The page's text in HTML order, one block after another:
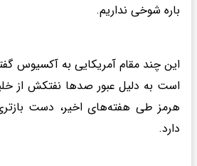
باره شوخی نداریم.
این چند مقام آمریکایی به آکسیوس
است به دلیل عبور صدها نفتکش از
هرمز طی هفته‌های اخیر، دست
دارد.